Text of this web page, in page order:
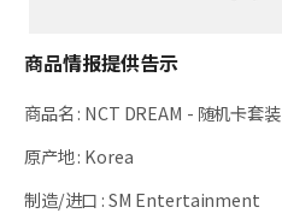
商品情报提供告示
商品名: NCT DREAM - 随机卡套装
原产地: Korea
制造/进口 :SM Entertainment